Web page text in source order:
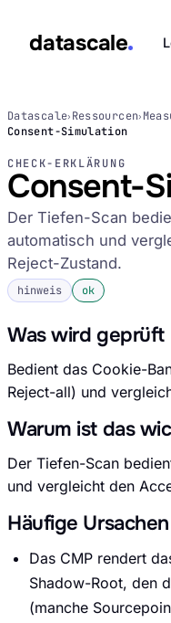
datascale
Audit
Datascale› Ressourcen›
Consent-Simulation
CHECK-ERKLÄRUNG
Consent-
Der Tiefen-Scan
automatisch und
Reject-Zustand.
hinweis ok
Was wird geprüft
Bedient das Cookie-
Reject-all) und
Warum ist das
Der Tiefen-Scan
und vergleicht den
Häufige Ursachen
Das CMP rendert
Shadow-Root, den
(manche